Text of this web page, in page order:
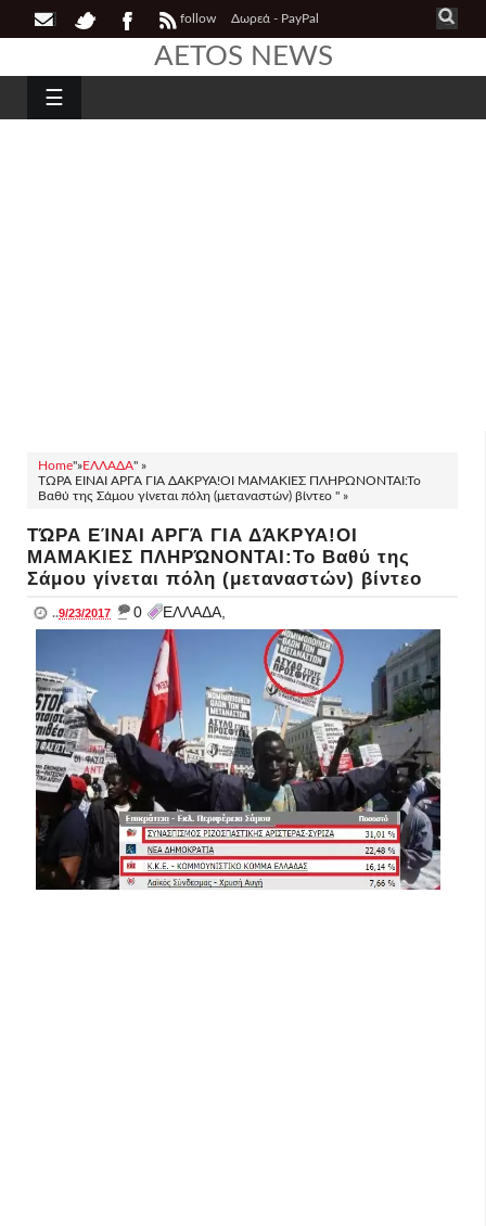
follow Δωρεά - PayPal
AETOS NEWS
☰
Home"»ΕΛΛΑΔΑ" »
ΤΏΡΑ ΕΊΝΑΙ ΑΡΓΆ ΓΙΑ ΔΆΚΡΥΑ!ΟΙ ΜΑΜΑΚΙΕΣ ΠΛΗΡΏΝΟΝΤΑΙ:Το
Βαθύ της Σάμου γίνεται πόλη (μεταναστών) βίντεο " »
ΤΏΡΑ ΕΊΝΑΙ ΑΡΓΆ ΓΙΑ ΔΆΚΡΥΑ!ΟΙ
ΜΑΜΑΚΙΕΣ ΠΛΗΡΏΝΟΝΤΑΙ:Το Βαθύ της
Σάμου γίνεται πόλη (μεταναστών) βίντεο
..9/23/2017 _ 0 ΕΛΛΑΔΑ,